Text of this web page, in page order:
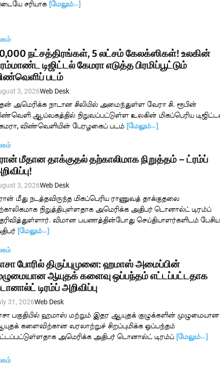
சரியாக [மேலும்…]
நட்சத்திரங்கள், 5 லட்சம் கேலக்ஸிகள்! உலகின்
டிஜிட்டல் கேமரா எடுத்த பிரமிப்பூட்டும்
படம்
3, 2026Web Desk
அமெரிக்க நாடான சிலியில் அமைந்துள்ள வேரா சி. ரூபின்
ஆய்வகத்தில் நிறுவப்பட்டுள்ள உலகின் மிகப்பெரிய
விண்வெளியின் பேரழகைப் படம் [மேலும்…]
மீதான தாக்குதல் தற்காலிமாக நிறுத்தம் – ட்ரம்ப்
3, 2026Web Desk
மீது நடத்தவிருந்த மிகப்பெரிய ராணுவத் தாக்குதலை
நிறுத்தியுள்ளதாக அமெரிக்க அதிபர் டொனால்ட் டிரம்ப்
விமான பயணத்தின்போது செய்தியாளர்களிடம் பேசிய
[மேலும்…]
போரில் திருப்புமுனை: ஹமாஸ் அமைப்பின்
ஆயுதக் களைவு ஒப்பந்தம் எட்டப்பட்டதாக
டிரம்ப் அறிவிப்பு
31, 2026Web Desk
பகுதியில் ஹமாஸ் மற்றும் இதர ஆயுதக் குழுக்களின் முழுமையான
களைவிற்கான வரலாற்றுச் சிறப்புமிக்க ஒப்பந்தம்
அமெரிக்க அதிபர் டொனால்ட் டிரம்ப் [மேலும்…]